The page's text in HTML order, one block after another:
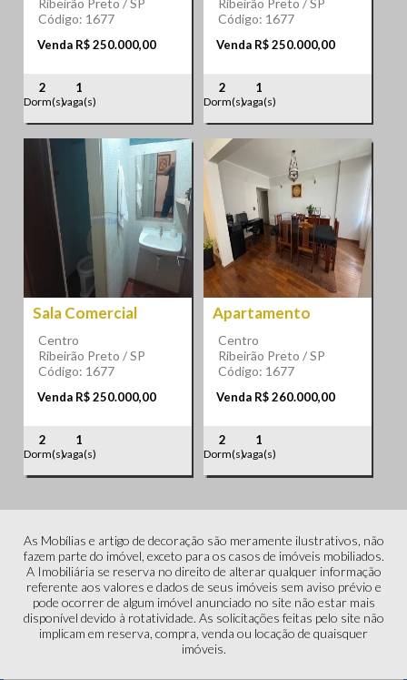
Ribeirão Preto / SP
Código: 1677
Venda R$ 250.000,00
2
Dorm(s)
1
vaga(s)
Ribeirão Preto / SP
Código: 1677
Venda R$ 250.000,00
2
Dorm(s)
1
vaga(s)
Sala Comercial
Centro
Ribeirão Preto / SP
Código: 1677
Venda R$ 250.000,00
2
Dorm(s)
1
vaga(s)
Apartamento
Centro
Ribeirão Preto / SP
Código: 1677
Venda R$ 260.000,00
2
Dorm(s)
1
vaga(s)
As Mobílias e artigo de decoração são meramente ilustrativos, não
fazem parte do imóvel, exceto para os casos de imóveis mobiliados.
A Imobiliária se reserva no direito de alterar qualquer informação
referente aos valores e dados de seus imóveis sem aviso prévio e
pode ocorrer de algum imóvel anunciado no site não estar mais
disponível devido à rotatividade. As solicitações feitas pelo site não
implicam em reserva, compra, venda ou locação de quaisquer
imóveis.